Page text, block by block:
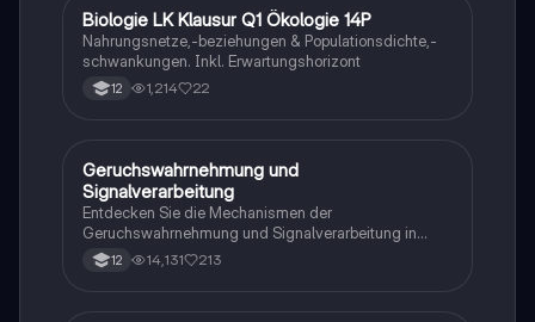
Signalübertragung und die Auswirkungen von
Neurotoxinen. Ideal für Studierende der Neurobiologie
und verwandter Fächer.
Biologie
Biologie LK Klausur Q1 Ökologie 14P
Nahrungsnetze,-beziehungen & Populationsdichte,-
schwankungen. Inkl. Erwartungshorizont
12 1,214 22
Biologie
Geruchswahrnehmung und
Signalverarbeitung
Entdecken Sie die Mechanismen der
Geruchswahrnehmung und Signalverarbeitung in
Nervenzellen. Diese Übungsaufgaben für das
mündliche Abitur in Neurobiologie behandeln
12 14,131 213